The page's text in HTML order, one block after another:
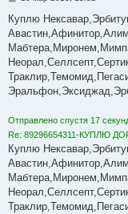
о
б
щ
е
и
е
Куплю
Отправлено спустя 17
Re: 89296654311-КУПЛЮ
Куплю